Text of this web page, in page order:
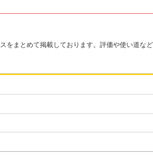
まとめて掲載しております。評価や使い道な